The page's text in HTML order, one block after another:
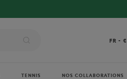
FR - €
TENNIS NOS COLLABORATIONS